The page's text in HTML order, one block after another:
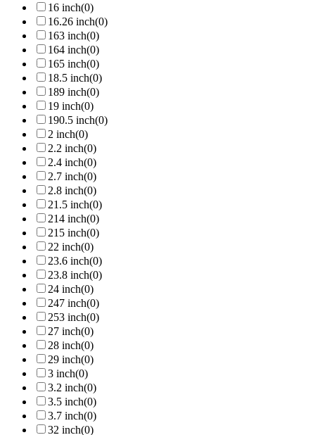
16 inch(0)
16.26 inch(0)
163 inch(0)
164 inch(0)
165 inch(0)
18.5 inch(0)
189 inch(0)
19 inch(0)
190.5 inch(0)
2 inch(0)
2.2 inch(0)
2.4 inch(0)
2.7 inch(0)
2.8 inch(0)
21.5 inch(0)
214 inch(0)
215 inch(0)
22 inch(0)
23.6 inch(0)
23.8 inch(0)
24 inch(0)
247 inch(0)
253 inch(0)
27 inch(0)
28 inch(0)
29 inch(0)
3 inch(0)
3.2 inch(0)
3.5 inch(0)
3.7 inch(0)
32 inch(0)